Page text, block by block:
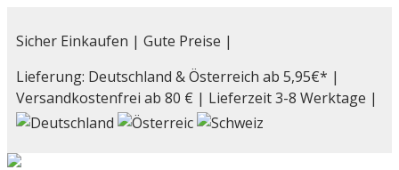
Inhalt
Sicher Einkaufen | Gute Preise |
Lieferung: Deutschland & Österreich ab 5,95€* |
Versandkostenfrei ab 80 € | Lieferzeit 3-8 Werktage |